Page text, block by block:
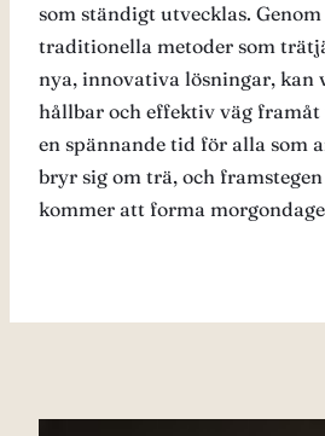
som ständigt utvecklas.
traditionella metoder som
nya, innovativa lösningar, kan
hållbar och effektiv väg
en spännande tid för alla som
bryr sig om trä, och
kommer att forma